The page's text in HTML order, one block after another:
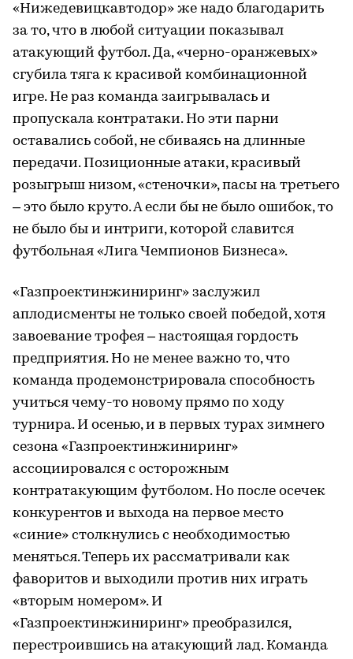
«Нижедевицкавтодор» же надо благодарить
за то, что в любой ситуации показывал
атакующий футбол. Да, «черно-оранжевых»
сгубила тяга к красивой комбинационной
игре. Не раз команда заигрывалась и
пропускала контратаки. Но эти парни
оставались собой, не сбиваясь на длинные
передачи. Позиционные атаки, красивый
розыгрыш низом, «стеночки», пасы на третьего
– это было круто. А если бы не было ошибок, то
не было бы и интриги, которой славится
футбольная «Лига Чемпионов Бизнеса».
«Газпроектинжиниринг» заслужил
аплодисменты не только своей победой, хотя
завоевание трофея – настоящая гордость
предприятия. Но не менее важно то, что
команда продемонстрировала способность
учиться чему-то новому прямо по ходу
турнира. И осенью, и в первых турах зимнего
сезона «Газпроектинжиниринг»
ассоциировался с осторожным
контратакующим футболом. Но после осечек
конкурентов и выхода на первое место
«синие» столкнулись с необходимостью
меняться. Теперь их рассматривали как
фаворитов и выходили против них играть
«вторым номером». И
«Газпроектинжиниринг» преобразился,
перестроившись на атакующий лад. Команда